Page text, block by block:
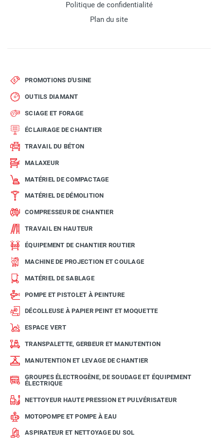
Politique de confidentialité
Plan du site
PROMOTIONS D'USINE
OUTILS DIAMANT
SCIAGE ET FORAGE
ÉCLAIRAGE DE CHANTIER
TRAVAIL DU BÉTON
MALAXEUR
MATÉRIEL DE COMPACTAGE
MATÉRIEL DE DÉMOLITION
COMPRESSEUR DE CHANTIER
TRAVAIL EN HAUTEUR
ÉQUIPEMENT DE CHANTIER ROUTIER
MACHINE DE PROJECTION ET COULAGE
MATÉRIEL DE SABLAGE
POMPE ET PISTOLET À PEINTURE
DÉCOLLEUSE À PAPIER PEINT ET MOQUETTE
ESPACE VERT
TRANSPALETTE, GERBEUR ET MANUTENTION
MANUTENTION ET LEVAGE DE CHANTIER
GROUPES ÉLECTROGÈNE, DE SOUDAGE ET ÉQUIPEMENT
ÉLECTRIQUE
NETTOYEUR HAUTE PRESSION ET PULVÉRISATEUR
MOTOPOMPE ET POMPE À EAU
ASPIRATEUR ET NETTOYAGE DU SOL